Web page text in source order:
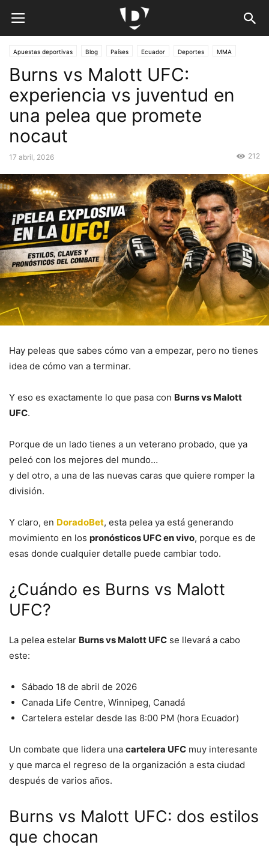
Apuestas deportivas Blog Países Ecuador Deportes MMA
Burns vs Malott UFC:
experiencia vs juventud en
una pelea que promete
nocaut
17 abril, 2026 212
Hay peleas que sabes cómo van a empezar, pero no tienes
idea de cómo van a terminar.
Y eso es exactamente lo que pasa con Burns vs Malott
UFC.
Porque de un lado tienes a un veterano probado, que ya
peleó con los mejores del mundo…
y del otro, a una de las nuevas caras que quiere romper la
división.
Y claro, en DoradoBet, esta pelea ya está generando
movimiento en los pronósticos UFC en vivo, porque es de
esas donde cualquier detalle puede cambiar todo.
¿Cuándo es Burns vs Malott
UFC?
La pelea estelar Burns vs Malott UFC se llevará a cabo
este:
Sábado 18 de abril de 2026
Canada Life Centre, Winnipeg, Canadá
Cartelera estelar desde las 8:00 PM (hora Ecuador)
Un combate que lidera una cartelera UFC muy interesante
y que marca el regreso de la organización a esta ciudad
después de varios años.
Burns vs Malott UFC: dos estilos
que chocan